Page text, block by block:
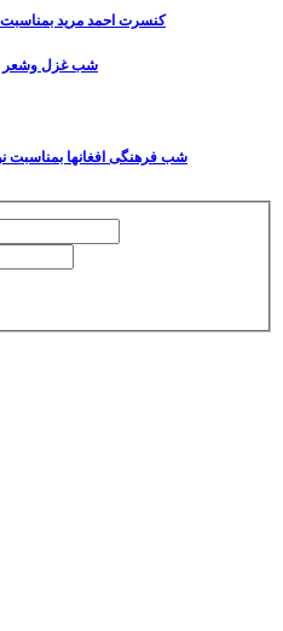
کنسرت احمد مرید
شب غزل وشعر
شب فرهنگی افغانها بمناسبت